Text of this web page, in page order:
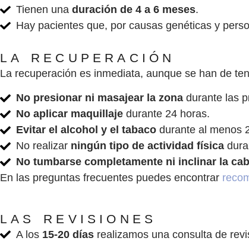
Tienen una duración de 4 a 6 meses.
Hay pacientes que, por causas genéticas y
LA RECUPERACIÓN
La recuperación es inmediata, aunque se han de
No presionar ni masajear la zonadurante las
No aplicar maquillajedurante 24 horas.
Evitar el alcohol y el tabacodurante al menos
No realizar ningún tipo de actividad física
No tumbarse completamente ni inclinar la
En las preguntas frecuentes puedes encontrar
LAS REVISIONES
A los 15-20 díasrealizamos una consulta de